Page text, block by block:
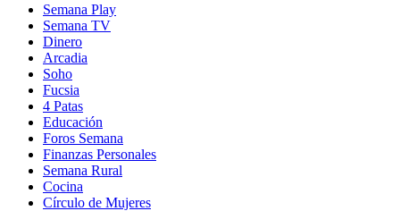
Semana Play
Semana TV
Dinero
Arcadia
Soho
in
new
window
Fucsia
in
new
window
4 Patas
Educación
Foros Semana
Finanzas Personales
Semana Rural
Cocina
Círculo de Mujeres